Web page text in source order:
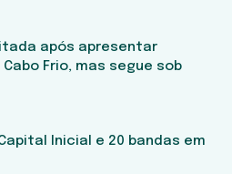
após apresentar
Frio, mas segue sob
Inicial e 20 bandas em